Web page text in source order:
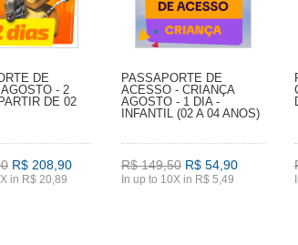
DE
- 2
DE 02
R$ 208,90
in R$ 20,89
PASSAPORTE DE
ACESSO - CRIANÇA
AGOSTO - 1 DIA -
INFANTIL (02 A 04 ANOS)
R$ 149,50 R$ 54,90
In up to 10X in R$ 5,49